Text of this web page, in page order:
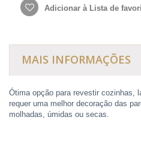
Adicionar à Lista de
MAIS INFORMAÇÕES
Ótima opção para revestir cozinhas,
requer uma melhor decoração das
molhadas, úmidas ou secas.